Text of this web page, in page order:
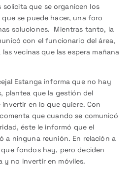
solicita que se organicen los
se puede hacer, una foro
soluciones. Mientras tanto, la
con el funcionario del área,
vecinas que las espera mañana
Estanga informa que no hay
plantea que la gestión del
en lo que quiere. Con
que cuando se comunicó
éste le informó que el
a ninguna reunión. En relación a
fondos hay, pero deciden
y no invertir en móviles.